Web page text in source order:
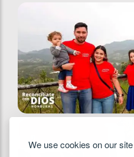
We use cookies on our